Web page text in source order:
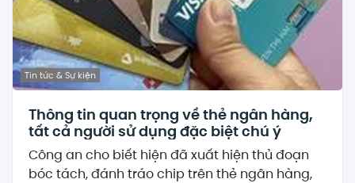
Tin tức & Sự kiện
Thông tin quan trọng về thẻ ngân hàng,
tất cả người sử dụng đặc biệt chú ý
Công an cho biết hiện đã xuất hiện thủ đoạn
bóc tách, đánh tráo chip trên thẻ ngân hàng,